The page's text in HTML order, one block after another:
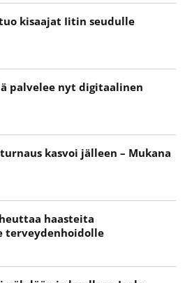
kisaajat Iitin seudulle
palvelee nyt digitaalinen
kasvoi jälleen – Mukana
haasteita
terveydenhoidolle